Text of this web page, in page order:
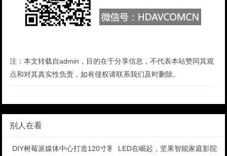
注：本文转载自admin，目的在于分享信息，不代表本站赞同其观
点和对其真实性负责，如有侵权请联系我们及时删除。
别人在看
DIY树莓派媒体中心打造120寸客厅家庭影院LED在崛起，坚果智能家庭影院投